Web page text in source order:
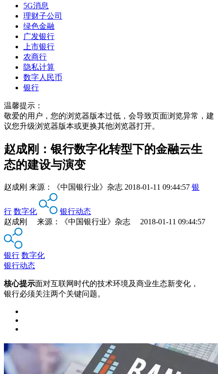
5G消息
理财子公司
绿色金融
广发银行
上市银行
农商行
隐私计算
数字人民币
银行
温馨提示：
敬爱的用户，您的浏览器版本过低，会导致页面浏览异常，建
议您升级浏览器版本或更换其他浏览器打开。
赵成刚：银行数字化转型下的金融云生
态的建设与演变
赵成刚 来源： 《中国银行业》杂志 2018-01-11 09:44:57 银
行 数字化
银行动态
赵成刚 来源：《中国银行业》杂志 2018-01-11 09:44:57
银行 数字化
银行动态
核心提示面对互联网时代的技术环境及商业生态新变化，
银行必须关注两个关键问题。